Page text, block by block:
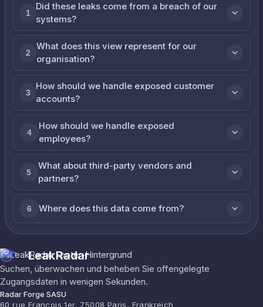
1
Did these leaks come from a breach of our
systems?
2
What does this view represent for our
organisation?
3
How should we handle exposed customer
accounts?
4
How should we handle exposed
employees?
5
What about third-party vendors and
partners?
6 Where does this data come from?
LeakRadar
Suchen, überwachen und beheben Sie offengelegte
Zugangsdaten in wenigen Sekunden.
Radar Forge SASU
60 rue François 1er, 75008 Paris, Frankreich